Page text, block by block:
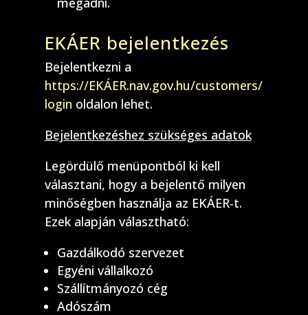
EKÁER bejelentkezés
Bejelentkezni a
https://EKÁER.nav.gov.hu/customers/
login oldalon lehet.
Bejelentkezéshez szükséges adatok
Legördülő menüpontból ki kell
választani, hogy a bejelentő milyen
minőségben használja az EKÁER-t.
Ezek alapján választható:
Gazdálkodó szervezet
Egyéni vállalkozó
Szállítmányozó cég
Adószám